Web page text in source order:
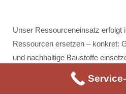
Unser Ressourceneinsatz erfolgt
Ressourcen ersetzen – konkret:
und nachhaltige Baustoffe
– konkret: Verpackungen, nicht
Müll vermeiden.